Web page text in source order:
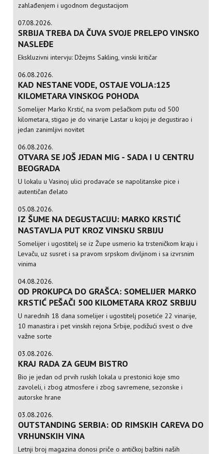
zahlađenjem i ugodnom degustacijom
07.08.2026.
SRBIJA TREBA DA ČUVA SVOJE PRELEPO VINSKO
NASLEĐE
Ekskluzivni intervju: Džejms Sakling, vinski kritičar
06.08.2026.
KAD NESTANE VODE, OSTAJE VOLJA:125
KILOMETARA VINSKOG POHODA
Somelijer Marko Krstić, na svom pešačkom putu od 500
kilometara, stigao je do vinarije Lastar u kojoj je degustirao i
jedan zanimljivi novitet
06.08.2026.
OTVARA SE JOŠ JEDAN MIG - SADA I U CENTRU
BEOGRADA
U lokalu u Vasinoj ulici prodavaće se napolitanske pice i
autentičan đelato
05.08.2026.
IZ ŠUME NA DEGUSTACIJU: MARKO KRSTIĆ
NASTAVLJA PUT KROZ VINSKU SRBIJU
Somelijer i ugostitelj se iz Župe usmerio ka trsteničkom kraju i
Levaču, uz susret i sa pravom srpskom divljinom i sa izvrsnim
vinima
04.08.2026.
OD PROKUPCA DO GRAŠCA: SOMELIJER MARKO
KRSTIĆ PEŠAČI 500 KILOMETARA KROZ SRBIJU
U narednih 18 dana somelijer i ugostitelj posetiće 22 vinarije,
10 manastira i pet vinskih rejona Srbije, podižući svest o dve
važne sorte
03.08.2026.
KRAJ RADA ZA GEUM BISTRO
Bio je jedan od prvih ruskih lokala u prestonici koje smo
zavoleli, i zbog atmosfere i zbog savremene, sezonske i
autorske hrane
03.08.2026.
OUTSTANDING SERBIA: OD RIMSKIH CAREVA DO
VRHUNSKIH VINA
Letnji broj magazina donosi priče o antičkoj baštini naših